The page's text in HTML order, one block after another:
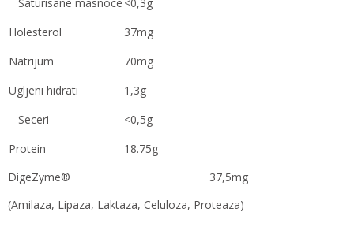
Saturisane masnoce <0,3g
Holesterol
37mg
Natrijum
70mg
Ugljeni hidrati
1,3g
Seceri
<0,5g
Protein
18.75g
DigeZyme® 37,5mg
(Amilaza, Lipaza, Laktaza, Celuloza, Proteaza)